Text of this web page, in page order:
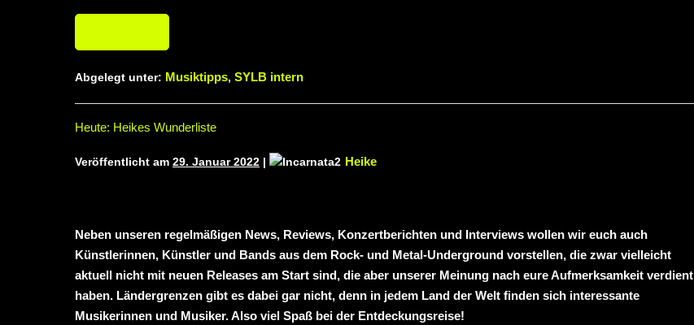
Abgelegt unter: Musiktipps, SYLB intern
Heute: Heikes Wunderliste
Veröffentlicht am 29. Januar 2022 | Heike
Neben unseren regelmäßigen News, Reviews, Konzertberichten und Interviews wollen wir euch auch
Künstlerinnen, Künstler und Bands aus dem Rock- und Metal-Underground vorstellen, die zwar vielleicht
aktuell nicht mit neuen Releases am Start sind, die aber unserer Meinung nach eure Aufmerksamkeit verdient
haben. Ländergrenzen gibt es dabei gar nicht, denn in jedem Land der Welt finden sich interessante
Musikerinnen und Musiker. Also viel Spaß bei der Entdeckungsreise!